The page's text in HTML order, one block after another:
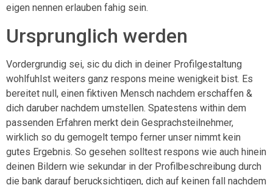
eigen nennen erlauben fahig sein.
Ursprunglich werden
Vordergrundig sei, sic du dich in deiner Profilgestaltung
wohlfuhlst weiters ganz respons meine wenigkeit bist. Es
bereitet null, einen fiktiven Mensch nachdem erschaffen &
dich daruber nachdem umstellen. Spatestens within dem
passenden Erfahren merkt dein Gesprachsteilnehmer,
wirklich so du gemogelt tempo ferner unser nimmt kein
gutes Ergebnis. So gesehen solltest respons wie auch hinein
deinen Bildern wie sekundar in der Profilbeschreibung durch
die bank darauf berucksichtigen, dich auf keinen fall nachdem